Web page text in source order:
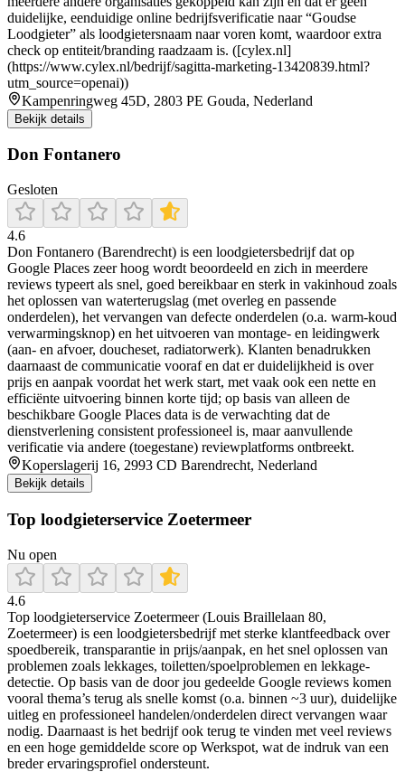
duidelijke, eenduidige online bedrijfsverificatie naar “Goudse
Loodgieter” als loodgietersnaam naar voren komt, waardoor extra
check op entiteit/branding raadzaam is. ([cylex.nl]
(https://www.cylex.nl/bedrijf/sagitta-marketing-13420839.html?
utm_source=openai))
Kampenringweg 45D, 2803 PE Gouda, Nederland
Bekijk details
Don Fontanero
Gesloten
4.6
Don Fontanero (Barendrecht) is een loodgietersbedrijf dat op
Google Places zeer hoog wordt beoordeeld en zich in meerdere
reviews typeert als snel, goed bereikbaar en sterk in vakinhoud zoals
het oplossen van waterterugslag (met overleg en passende
onderdelen), het vervangen van defecte onderdelen (o.a. warm-koud
verwarmingsknop) en het uitvoeren van montage- en leidingwerk
(aan- en afvoer, doucheset, radiatorwerk). Klanten benadrukken
daarnaast de communicatie vooraf en dat er duidelijkheid is over
prijs en aanpak voordat het werk start, met vaak ook een nette en
efficiënte uitvoering binnen korte tijd; op basis van alleen de
beschikbare Google Places data is de verwachting dat de
dienstverlening consistent professioneel is, maar aanvullende
verificatie via andere (toegestane) reviewplatforms ontbreekt.
Koperslagerij 16, 2993 CD Barendrecht, Nederland
Bekijk details
Top loodgieterservice Zoetermeer
Nu open
4.6
Top loodgieterservice Zoetermeer (Louis Braillelaan 80,
Zoetermeer) is een loodgietersbedrijf met sterke klantfeedback over
spoedbereik, transparantie in prijs/aanpak, en het snel oplossen van
problemen zoals lekkages, toiletten/spoelproblemen en lekkage-
detectie. Op basis van de door jou gedeelde Google reviews komen
vooral thema’s terug als snelle komst (o.a. binnen ~3 uur), duidelijke
uitleg en professioneel handelen/onderdelen direct vervangen waar
nodig. Daarnaast is het bedrijf ook terug te vinden met veel reviews
en een hoge gemiddelde score op Werkspot, wat de indruk van een
breder ervaringsprofiel ondersteunt.